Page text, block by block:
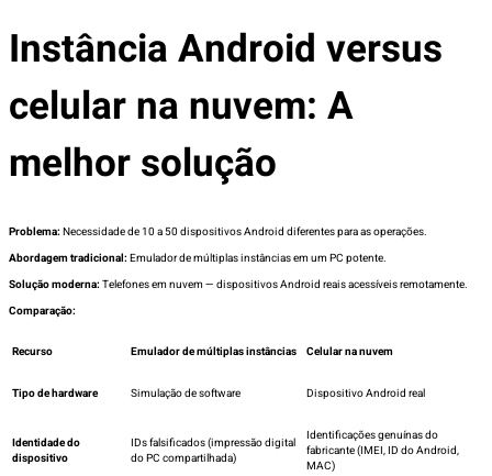
Instância Android versus
celular na nuvem: A
melhor solução
Problema:Necessidade de 10 a 50 dispositivos Android diferentes para as operações.
Abordagem tradicional:Emulador de múltiplas instâncias em um PC potente.
Solução moderna:Telefones em nuvem — dispositivos Android reais acessíveis remotamente.
Comparação:
Recurso Emulador de múltiplas instâncias Celular na nuvem
Tipo de hardware Simulação de software Dispositivo Android real
Identidade do
dispositivo
IDs falsificados (impressão digital
do PC compartilhada)
Identificações genuínas do
fabricante (IMEI, ID do Android,
MAC)